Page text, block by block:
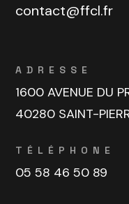
contact@ffcl.fr
ADRESSE
1600 AVENUE DU
40280 SAINT-
TÉLÉPHONE
05 58 46 50 89